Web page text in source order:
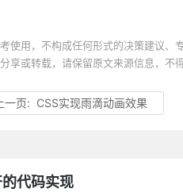
使用，不构成任何形式的决策建议
享或转载，请保留原文来源信息，不
一页: CSS实现雨滴动画效果
代码实现